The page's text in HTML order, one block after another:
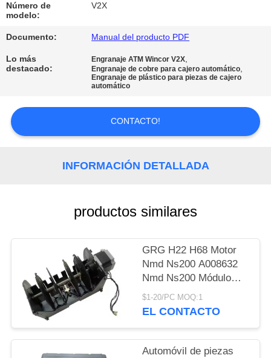
EN
CONTACTO
CON
PIDA
PRIVACY
POLICY
Número de
modelo:
V2X
Documento: Manual del producto PDF
Lo más
destacado:
Engranaje ATM Wincor V2X,
Engranaje de cobre para cajero automático,
Engranaje de plástico para piezas de cajero
automático
CONTACTO!
INFORMACIÓN DETALLADA
productos similares
GRG H22 H68 Motor
Nmd Ns200 A008632
Nmd Ns200 Módulo
Nmd100 Nmd200
A008632 A021932
$1-20/PC MOQ:1
EL CONTACTO
Automóvil de piezas